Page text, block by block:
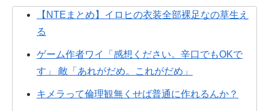
【NTEまとめ】イロヒの衣装全部裸足なの草生え
る
ゲーム作者ワイ「感想ください。辛口でもOKで
す」 敵「あれがだめ。これがだめ」
キメラって倫理観無くせば普通に作れるんか？